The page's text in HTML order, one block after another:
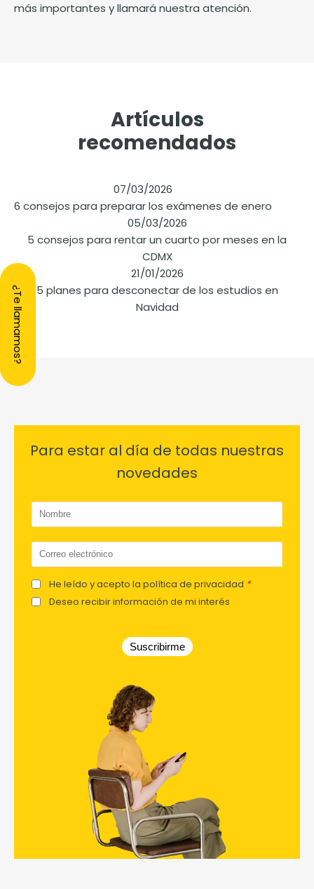
más importantes y llamará nuestra atención.
Artículos
recomendados
07/03/2026
6 consejos para preparar los exámenes de enero
05/03/2026
5 consejos para rentar un cuarto por meses en la
CDMX
21/01/2026
5 planes para desconectar de los estudios en
Navidad
Para estar al día de todas nuestras
novedades
He leído y acepto la política de privacidad *
Deseo recibir información de mi interés
Suscribirme
¿Te llamamos?